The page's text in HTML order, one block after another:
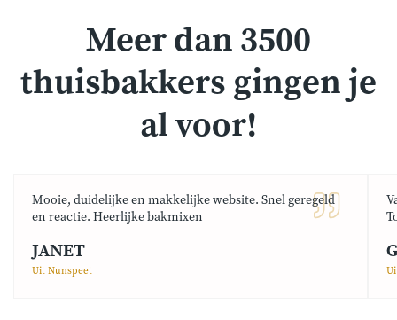
Meer dan 3500
thuisbakkers gingen je
al voor!
Mooie, duidelijke en makkelijke website. Snel geregeld
en reactie. Heerlijke bakmixen
JANET
Uit Nunspeet